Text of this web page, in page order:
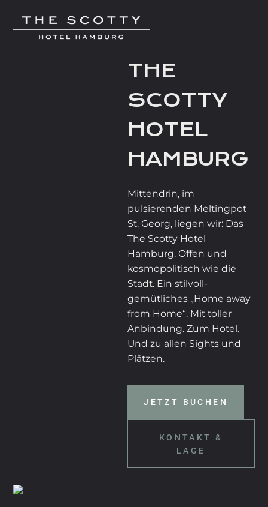
THE
SCOTTY
HOTEL
HAMBURG
Mittendrin, im
pulsierenden Meltingpot
St. Georg, liegen wir: Das
The Scotty Hotel
Hamburg. Offen und
kosmopolitisch wie die
Stadt. Ein stilvoll-
gemütliches „Home away
from Home“. Mit toller
Anbindung. Zum Hotel.
Und zu allen Sights und
Plätzen.
JETZT BUCHEN
KONTAKT &
LAGE